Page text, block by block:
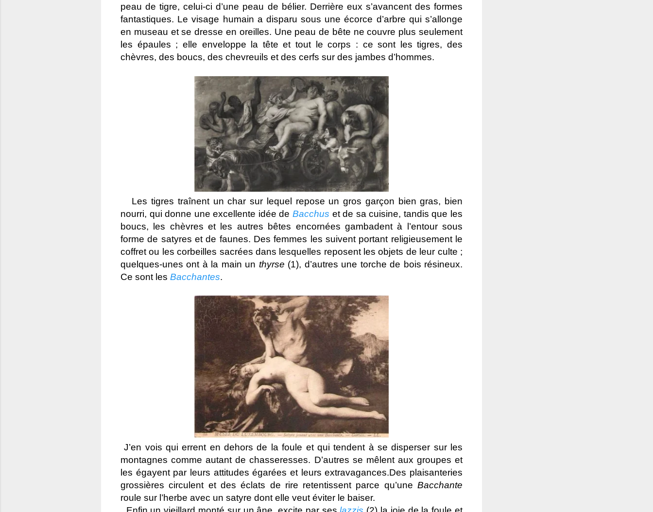
peau de tigre, celui-ci d’une peau de bélier. Derrière eux s’avancent des formes
fantastiques. Le visage humain a disparu sous une écorce d’arbre qui s’allonge
en museau et se dresse en oreilles. Une peau de bête ne couvre plus seulement
les épaules ; elle enveloppe la tête et tout le corps : ce sont les tigres, des
chèvres, des boucs, des chevreuils et des cerfs sur des jambes d’hommes.
Les tigres traînent un char sur lequel repose un gros garçon bien gras, bien
nourri, qui donne une excellente idée de Bacchus et de sa cuisine, tandis que les
boucs, les chèvres et les autres bêtes encornées gambadent à l’entour sous
forme de satyres et de faunes. Des femmes les suivent portant religieusement le
coffret ou les corbeilles sacrées dans lesquelles reposent les objets de leur culte ;
quelques-unes ont à la main un thyrse (1), d’autres une torche de bois résineux.
Ce sont les Bacchantes.
J’en vois qui errent en dehors de la foule et qui tendent à se disperser sur les
montagnes comme autant de chasseresses. D’autres se mêlent aux groupes et
les égayent par leurs attitudes égarées et leurs extravagances.Des plaisanteries
grossières circulent et des éclats de rire retentissent parce qu’une Bacchante
roule sur l’herbe avec un satyre dont elle veut éviter le baiser.